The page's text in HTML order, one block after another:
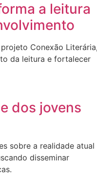
a leitura
Conexão Literária,
da leitura e fortalecer
dos jovens
sobre a realidade atual
disseminar